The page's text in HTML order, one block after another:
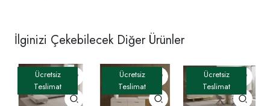
İlginizi Çekebilecek Diğer Ürünler